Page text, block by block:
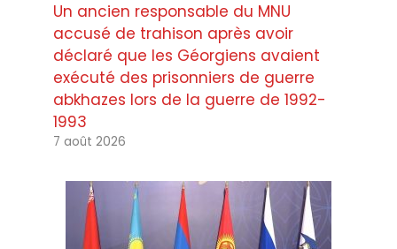
Un ancien responsable du MNU
accusé de trahison après avoir
déclaré que les Géorgiens avaient
exécuté des prisonniers de guerre
abkhazes lors de la guerre de 1992-
1993
7 août 2026